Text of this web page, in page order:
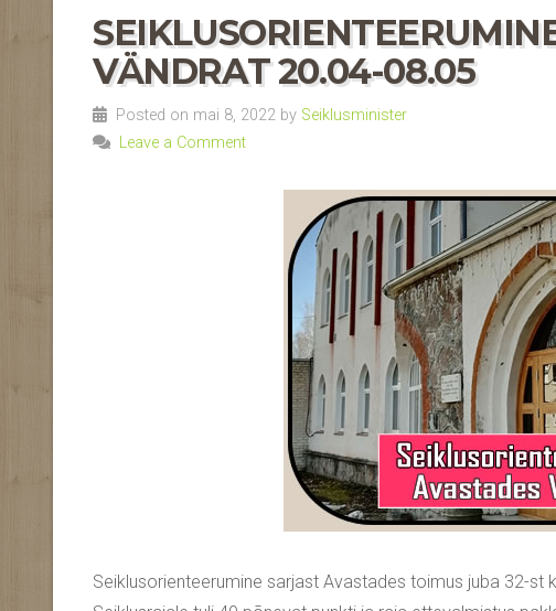
VÄNDRAT 20.04-08.05
Posted on mai 8, 2022 by Seiklusminister
Leave a Comment
Seiklusorienteerumine sarjast Avastades toimus juba 32-st